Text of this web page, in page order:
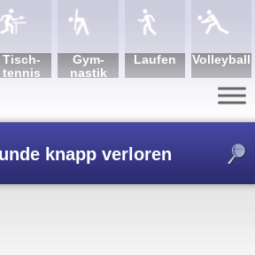
Tisch­
tennis
Gym­
nastik
Lau­fen Volley­ball
knapp verloren